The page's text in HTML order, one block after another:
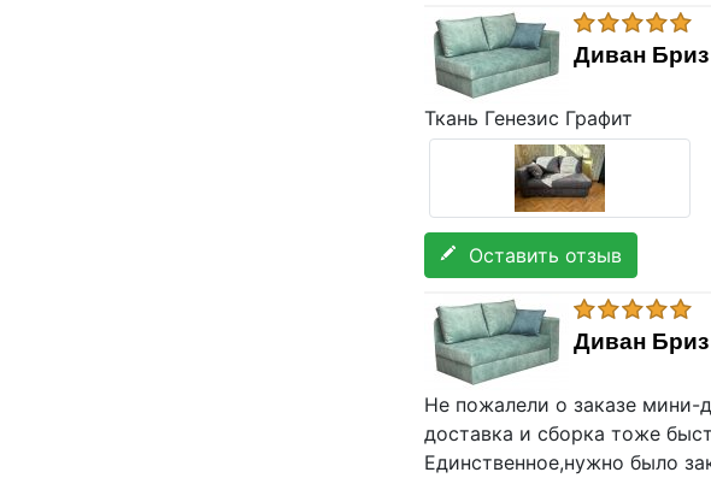
Диван Бриз
Ткань Генезис Графит
Оставить отзыв
Диван Бриз
Не пожалели о заказе мини-
доставка и сборка тоже
Единственное,нужно было